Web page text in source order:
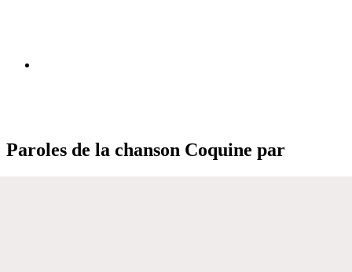
Paroles de la chanson Coquine par